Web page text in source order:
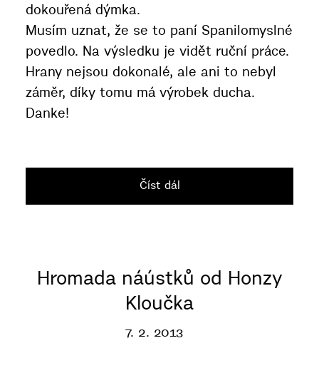
dokouřená dýmka.
Musím uznat, že se to paní Spanilomyslné
povedlo. Na výsledku je vidět ruční práce.
Hrany nejsou dokonalé, ale ani to nebyl
záměr, díky tomu má výrobek ducha.
Danke!
Číst dál
Hromada náústků od Honzy
Kloučka
7. 2. 2013